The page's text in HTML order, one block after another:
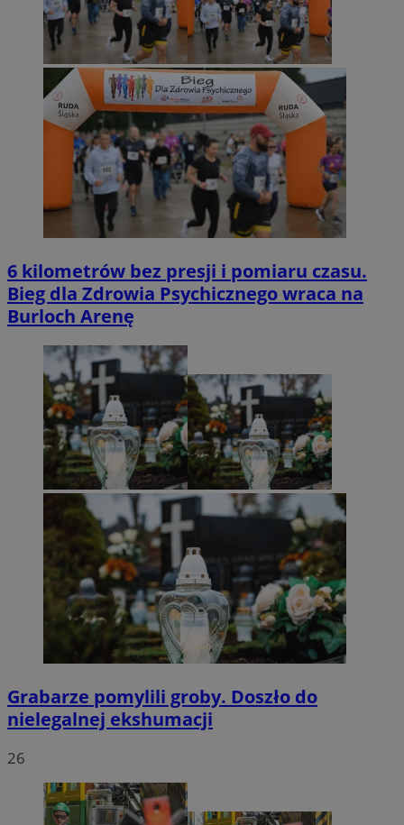
6 kilometrów bez presji i pomiaru czasu.
Bieg dla Zdrowia Psychicznego wraca na
Burloch Arenę
Grabarze pomylili groby. Doszło do
nielegalnej ekshumacji
26